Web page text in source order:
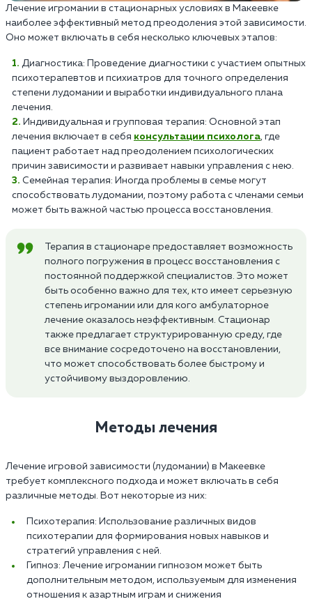
Лечение игромании в стационарных условиях в Макеевке
наиболее эффективный метод преодоления этой зависимости.
Оно может включать в себя несколько ключевых этапов:
Диагностика: Проведение диагностики с участием опытных
психотерапевтов и психиатров для точного определения
степени лудомании и выработки индивидуального плана
лечения.
Индивидуальная и групповая терапия: Основной этап
лечения включает в себя консультации психолога, где
пациент работает над преодолением психологических
причин зависимости и развивает навыки управления с нею.
Семейная терапия: Иногда проблемы в семье могут
способствовать лудомании, поэтому работа с членами семьи
может быть важной частью процесса восстановления.
Терапия в стационаре предоставляет возможность
полного погружения в процесс восстановления с
постоянной поддержкой специалистов. Это может
быть особенно важно для тех, кто имеет серьезную
степень игромании или для кого амбулаторное
лечение оказалось неэффективным. Стационар
также предлагает структурированную среду, где
все внимание сосредоточено на восстановлении,
что может способствовать более быстрому и
устойчивому выздоровлению.
Методы лечения
Лечение игровой зависимости (лудомании) в Макеевке
требует комплексного подхода и может включать в себя
различные методы. Вот некоторые из них:
Психотерапия: Использование различных видов
психотерапии для формирования новых навыков и
стратегий управления с ней.
Гипноз: Лечение игромании гипнозом может быть
дополнительным методом, используемым для изменения
отношения к азартным играм и снижения